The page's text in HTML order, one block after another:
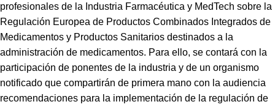
profesionales de la Industria Farmacéutica y MedTech sobre la
Regulación Europea de Productos Combinados Integrados de
Medicamentos y Productos Sanitarios destinados a la
administración de medicamentos. Para ello, se contará con la
participación de ponentes de la industria y de un organismo
notificado que compartirán de primera mano con la audiencia
recomendaciones para la implementación de la regulación de